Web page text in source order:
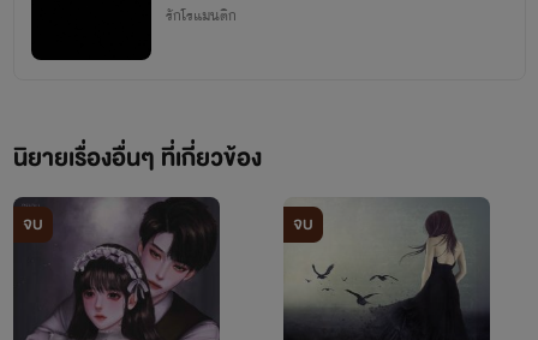
รักโรแมนติก
นิยายเรื่องอื่นๆ ที่เกี่ยวข้อง
จบ จบ